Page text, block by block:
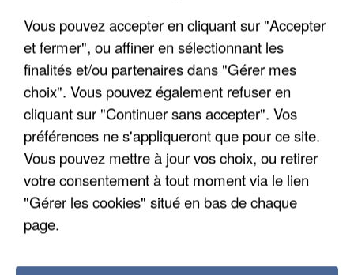
Vous pouvez accepter en cliquant sur "Accepter
et fermer", ou affiner en sélectionnant les
finalités et/ou partenaires dans "Gérer mes
choix". Vous pouvez également refuser en
cliquant sur "Continuer sans accepter". Vos
préférences ne s'appliqueront que pour ce site.
Vous pouvez mettre à jour vos choix, ou retirer
votre consentement à tout moment via le lien
"Gérer les cookies" situé en bas de chaque
page.